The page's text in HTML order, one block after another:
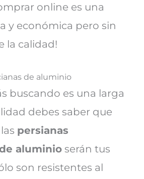
online es una
y económica pero sin
la calidad!
de aluminio
buscando es una larga
debes saber que
persianas
aluminioserán tus
son resistentes al